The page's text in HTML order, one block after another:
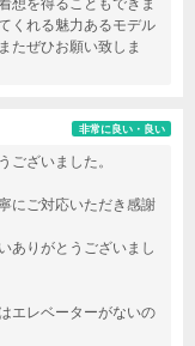
想を得ることもできま
くれる魅力あるモデル
たぜひお願い致しま
非常に良い・良い
ございました。
にご対応いただき感謝
ありがとうございまし
エレベーターがないの